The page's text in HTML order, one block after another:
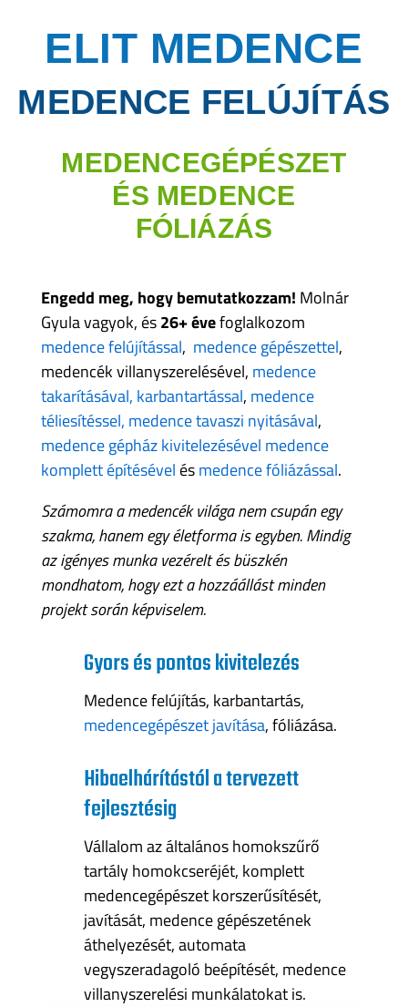
ELIT MEDENCE
MEDENCE FELÚJÍTÁS
MEDENCEGÉPÉSZET
ÉS MEDENCE
FÓLIÁZÁS
Engedd meg, hogy bemutatkozzam! Molnár
Gyula vagyok, és26+ évefoglalkozom
medence felújítással, medence gépészettel,
medencék villanyszerelésével, medence
takarításával, karbantartással, medence
téliesítéssel, medence tavaszi nyitásával,
medence gépház kivitelezésével medence
komplett építésével ésmedence fóliázással.
Számomra a medencék világa nem csupán egy
szakma, hanem egy életforma is egyben. Mindig
az igényes munka vezérelt és büszkén
mondhatom, hogy ezt a hozzáállást minden
projekt során képviselem.
Gyors és pontos kivitelezés
Medence felújítás, karbantartás,
medencegépészet javítása, fóliázása.
Hibaelhárítástól a tervezett
fejlesztésig
Vállalom az általános homokszűrő
tartály homokcseréjét, komplett
medencegépészet korszerűsítését,
javítását, medence gépészetének
áthelyezését, automata
vegyszeradagoló beépítését, medence
villanyszerelési munkálatokat is.